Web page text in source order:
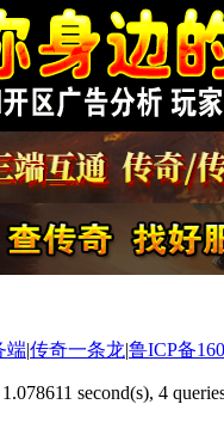
端|传奇一条龙|鲁ICP备
second(s), 4